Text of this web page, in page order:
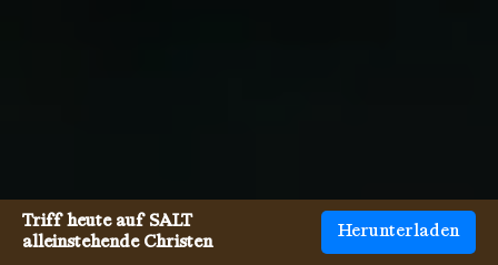
Triff heute auf SALT
alleinstehende Christen
Herunterladen